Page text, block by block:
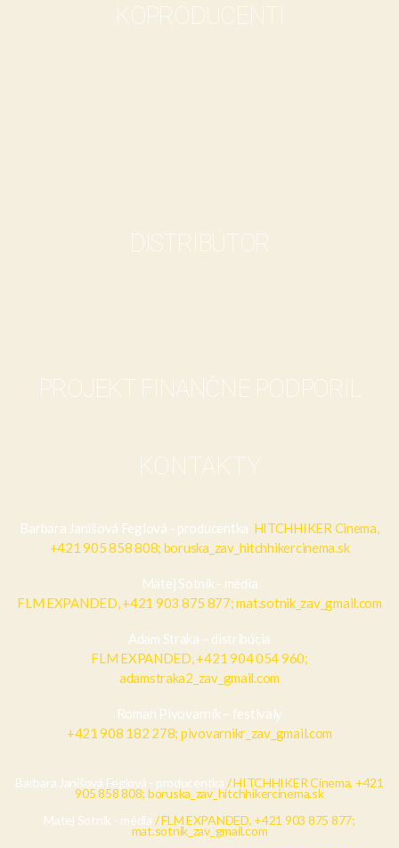
KOPRODUCENTI
DISTRIBÚTOR
PROJEKT FINANČNE PODPORIL
KONTAKTY
Barbara Janišová Feglová - producentka HITCHHIKER Cinema,
+421 905 858 808; boruska_zav_hitchhikercinema.sk
Matej Sotník - média
FLM EXPANDED, +421 903 875 877; mat.sotnik_zav_gmail.com
Adam Straka – distribúcia
FLM EXPANDED, +421 904 054 960;
adamstraka2_zav_gmail.com
Roman Pivovarník – festivaly
+421 908 182 278; pivovarnikr_zav_gmail.com
Barbara Janišová Feglová - producentka / HITCHHIKER Cinema, +421
905 858 808; boruska_zav_hitchhikercinema.sk
Matej Sotník - média / FLM EXPANDED, +421 903 875 877;
mat.sotnik_zav_gmail.com